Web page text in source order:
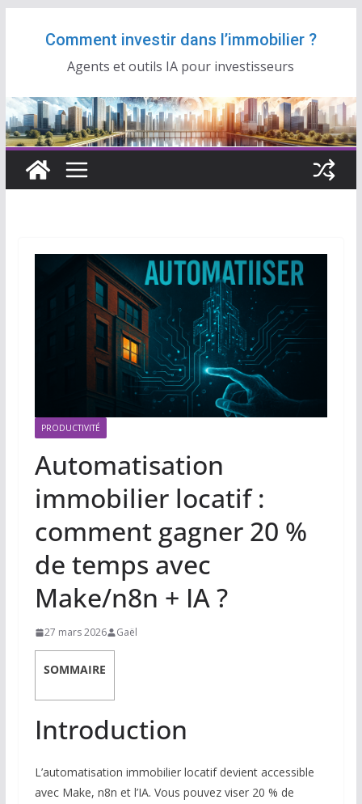
Comment investir dans l’immobilier ?
Agents et outils IA pour investisseurs
PRODUCTIVITÉ
Automatisation
immobilier locatif :
comment gagner 20 %
de temps avec
Make/n8n + IA ?
27 mars 2026 Gaël
SOMMAIRE
Introduction
L’automatisation immobilier locatif devient accessible
avec Make, n8n et l’IA. Vous pouvez viser 20 % de